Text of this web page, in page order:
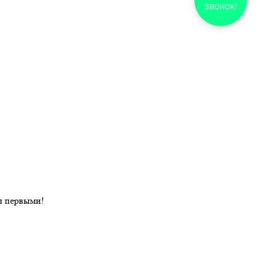
первыми!